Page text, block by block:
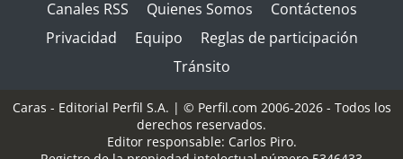
Canales RSS Quienes Somos
Contáctenos
Privacidad
Equipo
Reglas de participación
Tránsito
Caras - Editorial Perfil S.A. | © Perfil.com 2006-2026 - Todos los
derechos reservados.
Editor responsable: Carlos Piro.